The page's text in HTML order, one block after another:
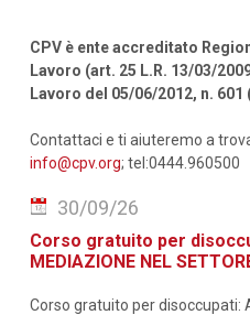
CPV è ente accreditato
Lavoro (art. 25 L.R. 13/03/
Lavoro del 05/06/2012, n. 601
Contattaci e ti aiuteremo a
info@cpv.org; tel:0444.960500
Corso gratuito per
MEDIAZIONE NEL
Corso gratuito per disoccupati:
30/09/26